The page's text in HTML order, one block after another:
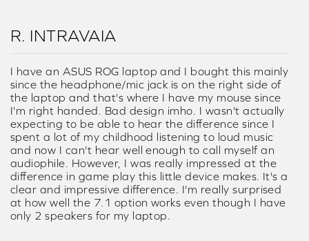
fired up the G6...even aged gaming headphones will
feel like they got a newer lease on life from the G6.
gamers looking to boost sound quality and gain a
competitive edge.
4 out of 5 stars
Läs hela recensionen
LÄS FLER RECENSIONER (PÅ ENGELSKA) »